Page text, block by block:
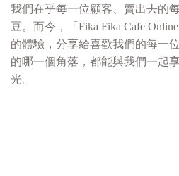
我們在乎每一位顧客、賣出去的
豆。
而今，「Fika Fika Cafe
的體驗， 分享給喜歡我們的每一
的哪一個角落，都能與我們一起
光。